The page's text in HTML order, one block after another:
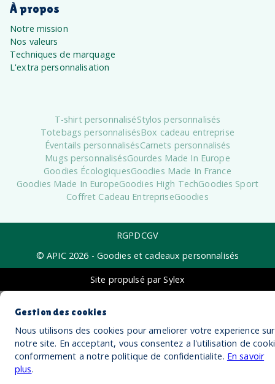
À propos
Notre mission
Nos valeurs
Techniques de marquage
L'extra personnalisation
T-shirt personnaliséStylos personnalisés
Totebags personnalisésBox cadeau entreprise
Éventails personnalisésCarnets personnalisés
Mugs personnalisésGourdes Made In Europe
Goodies ÉcologiquesGoodies Made In France
Goodies Made In EuropeGoodies High TechGoodies Sport
Coffret Cadeau EntrepriseGoodies
RGPDCGV
© APIC 2026 - Goodies et cadeaux personnalisés
Site propulsé par Sylex
Gestion des cookies
Nous utilisons des cookies pour ameliorer votre experience sur
notre site. En acceptant, vous consentez a l'utilisation de
conformement a notre politique de confidentialite. En savoir
plus.